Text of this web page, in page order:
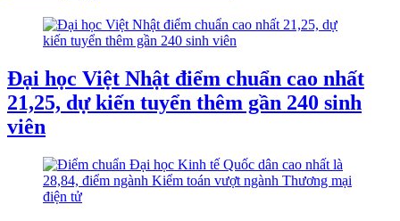
Đại học Việt Nhật điểm chuẩn cao nhất
21,25, dự kiến tuyển thêm gần 240 sinh
viên